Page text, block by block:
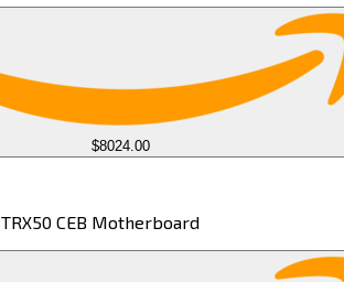
$8024.00
TRX50 CEB Motherboard​​​​‌ ‍ ​‍​‍‌‍ ‌ ​‍‌‍‍‌‌‍‌ ‌‍‍‌‌‍ ‍​‍​‍​ ‍‍​‍​‍‌ ​ ‌‍​‌‌‍ ‍‌‍‍‌‌ ‌​‌ ‍‌​‍ ‍‌‍‍‌‌‍ ​‍​‍​‍ ​​‍​‍‌‍‍​‌ ​‍‌‍‌‌‌‍‌‍​‍​‍​ ‍‍​‍​‍​‍ ‌‍​‌‌‍‌​‌‍ ‌‌‍‍‌‌‍ ‍​‍ ‌‍‍‌‌‍ ‍‌ ‌​‌‍‌‌‌‍ ‍‌ ‌​​‍ ‌‍‌‌‌‍‌​‌‍‍‌‌ ‌​​‍ ‌‍ ‌‌‍ ‌‍‌​‌‍‌‌​ ‌‌ ​​‌ ​‍‌‍‌‌‌ ​ ‌‍‌‌‌‍ ‍‌ ‌​‌‍​‌‌ ‌​‌‍‍‌‌‍ ‌‍ ‍​ ‍ ‌‍‍‌‌‍‌​​ ‌​ ‍​‌‍‌‌​ ​‌‌‍‌‍​ ‍‌​ ​‍​ ​​​ ‍‌​‍ ‌​ ‌​‌‍‌‌‌‍​‌​ ‌ ​‍ ‌​ ‌​​ ‌ ​ ​‌‌‍‌​​‍ ‌‌‍​‌‌‍‌​‌‍​‌​ ​​​‍ ‌​ ‌‌​ ‌​​ ​‌​ ​‌‌‍‌​‌‍‌‌​ ‍​​ ​‌​ ‌‍‌‍‌​‌‍‌‍​ ​‌​ ‍ ‌ ‌​‌ ‍‌‌ ​​‌‍‌‌​ ‌‌‍ ‌‌‍ ‌ ‌​‌‍‍​‌‍‌‌‌ ​‍‌‍​‍‌‍ ‌‍​‌‌ ​‍‌‍‌​​ ‍ ‌ ​​‌‍​‌‌ ‌​‌‍‍​​ ‌‌‍ ‍‌‍​‌‌‍ ‌‌‍‌‌​ ‌‍​‍‌‍​‌‌ ​ ‌‍‌‌‌‌‌‌‌ ​‍‌‍ ​​ ‌​‍‌‌​ ​‍‌​‌‍‌‍​‌‌‍‌​‌‍ ‌‌‍‍‌‌‍ ‍​‍‌‍‌‍‍‌‌‍‌​​ ‌​ ‍​‌‍‌‌​ ​‌‌‍‌‍​ ‍‌​ ​‍​ ​​​ ‍‌​‍ ‌​ ‌​‌‍‌‌‌‍​‌​ ‌ ​‍ ‌​ ‌​​ ‌ ​ ​‌‌‍‌​​‍ ‌‌‍​‌‌‍‌​‌‍​‌​ ​​​‍ ‌​ ‌‌​ ‌​​ ​‌​ ​‌‌‍‌​‌‍‌‌​ ‍​​ ​‌​ ‌‍‌‍‌​‌‍‌‍​ ​‌​‍‌‍‌ ‌​‌ ‍‌‌ ​​‌‍‌‌​ ‌‌‍ ‌‌‍ ‌ ‌​‌‍‍​‌‍‌‌‌ ​‍‌‍​‍‌‍ ‌‍​‌‌ ​‍‌‍‌​​‍‌‍‌ ​​‌‍​‌‌ ‌​‌‍‍​​ ‌‌‍ ‍‌‍​‌‌‍ ‌‌‍‌‌​‍‌‍‌ ​​‌‍‌‌‌ ​‍‌ ​ ‌ ​​‌‍‌‌‌‍​ ‌ ‌​‌‍‍‌‌ ‌‍‌‍‌‌​ ‌‌ ​​‌ ‌‌‌‍​‍‌‍ ​‌‍‍‌‌ ​ ‌‍‍​‌‍‌‌‌‍‌​​‍​‍‌ ‌